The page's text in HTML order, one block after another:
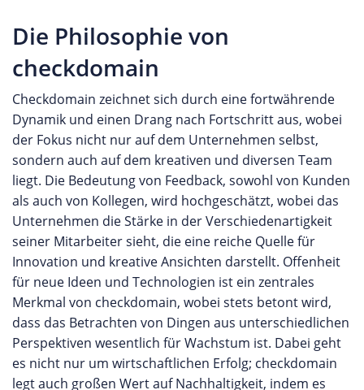
Commerce Hosting Pakete wie Shopware Hosting
oder Magento Hosting nutzen, um einen
professionellen Onlineshop im Netz zu betreiben.
Server Lösungen Bei den Server Produkten
können Kunden aus virtuellen Servern und
dedizierten Servern wählen. Die günstigen VServer
Lösungen sind dabei bereits für nur wenige Euro
im Monat erhältlich und bieten trotzdem volle
Konfigurationsfreiheit und ein je nach Tarifklasse
zugesichertes Performancekontingent. Mit den
dedizierten Servern stehen hingegen besonders
leistungsstarke Systeme der neusten Hardware
Generation mit uneingeschränkten Hardware
Kapazitäten für die eigenen Webprojekte zur
Verfügung. Auf diese Weise können beste
Performance und Qualität für höchste Ansprüche
garantiert werden. Digitale Business Lösungen Die
dogado GmbH bietet darüber hinaus eine ganze
Die Philosophie von
checkdomain
Checkdomain zeichnet sich durch eine fortwährende
Dynamik und einen Drang nach Fortschritt aus, wobei
der Fokus nicht nur auf dem Unternehmen selbst,
sondern auch auf dem kreativen und diversen Team
liegt. Die Bedeutung von Feedback, sowohl von Kunden
als auch von Kollegen, wird hochgeschätzt, wobei das
Unternehmen die Stärke in der Verschiedenartigkeit
seiner Mitarbeiter sieht, die eine reiche Quelle für
Innovation und kreative Ansichten darstellt. Offenheit
für neue Ideen und Technologien ist ein zentrales
Merkmal von checkdomain, wobei stets betont wird,
dass das Betrachten von Dingen aus unterschiedlichen
Perspektiven wesentlich für Wachstum ist. Dabei geht
es nicht nur um wirtschaftlichen Erfolg; checkdomain
legt auch großen Wert auf Nachhaltigkeit, indem es